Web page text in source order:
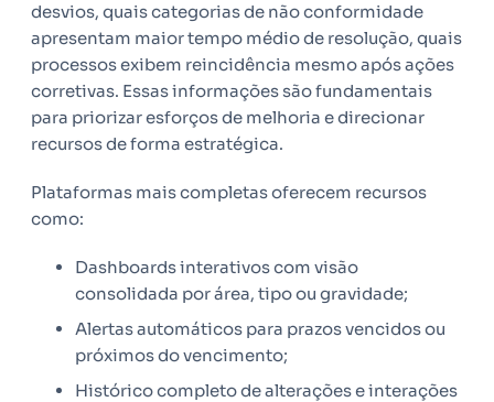
desvios, quais categorias de não conformidade
apresentam maior tempo médio de resolução, quais
processos exibem reincidência mesmo após ações
corretivas. Essas informações são fundamentais
para priorizar esforços de melhoria e direcionar
recursos de forma estratégica.
Plataformas mais completas oferecem recursos
como:
Dashboards interativos com visão
consolidada por área, tipo ou gravidade;
Alertas automáticos para prazos vencidos ou
próximos do vencimento;
Histórico completo de alterações e interações